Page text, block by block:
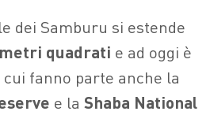
dei Samburu si estende
quadrati e ad oggi è
fanno parte anche la
e la Shaba National